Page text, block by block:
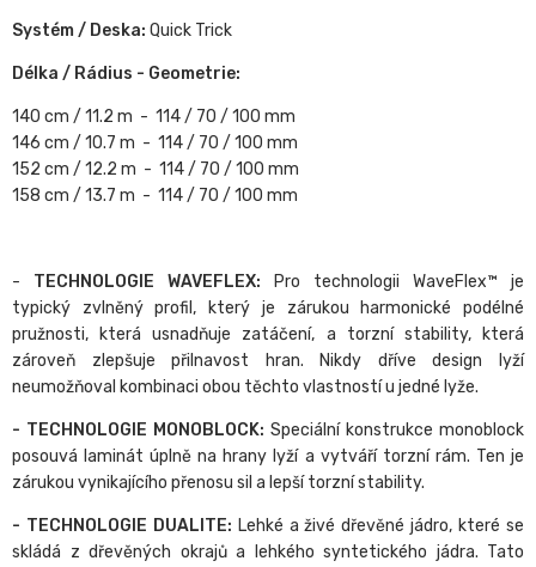
Systém / Deska: Quick Trick
Délka / Rádius - Geometrie:
140 cm / 11.2 m - 114 / 70 / 100 mm
146 cm / 10.7 m - 114 / 70 / 100 mm
152 cm / 12.2 m - 114 / 70 / 100 mm
158 cm / 13.7 m - 114 / 70 / 100 mm
- TECHNOLOGIE WAVEFLEX: Pro technologii WaveFlex™ je
typický zvlněný profil, který je zárukou harmonické podélné
pružnosti, která usnadňuje zatáčení, a torzní stability, která
zároveň zlepšuje přilnavost hran. Nikdy dříve design lyží
neumožňoval kombinaci obou těchto vlastností u jedné lyže.
- TECHNOLOGIE MONOBLOCK: Speciální konstrukce monoblock
posouvá laminát úplně na hrany lyží a vytváří torzní rám. Ten je
zárukou vynikajícího přenosu sil a lepší torzní stability.
- TECHNOLOGIE DUALITE: Lehké a živé dřevěné jádro, které se
skládá z dřevěných okrajů a lehkého syntetického jádra. Tato